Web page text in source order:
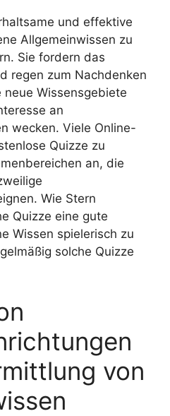
und effektive
Allgemeinwissen zu
Sie fordern das
regen zum Nachdenken
Wissensgebiete
an
wecken. Viele Online-
Quizze zu
an, die
Wie Stern
Quizze eine gute
Wissen spielerisch zu
solche Quizze
von